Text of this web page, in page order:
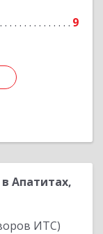
9
Апатитах,
ИТС)